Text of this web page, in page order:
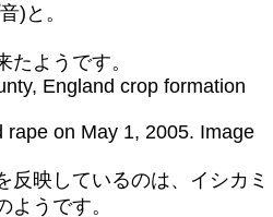
)と。
ようです。
England crop formation
rape on May 1, 2005. Image
反映しているのは、イシカミ
うです。